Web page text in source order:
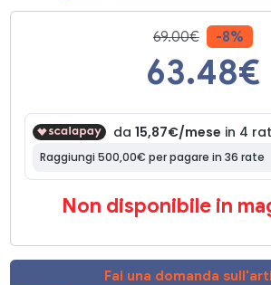
69.00€ -8%
63.48€
Non disponibile in
Fai una domanda